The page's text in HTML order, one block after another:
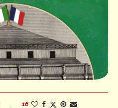
16